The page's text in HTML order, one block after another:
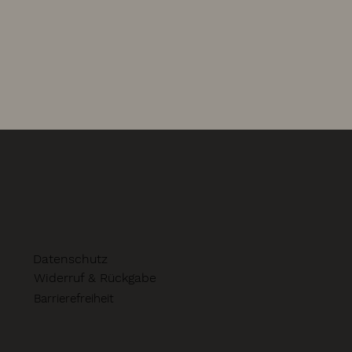
Datenschutz
Widerruf & Rückgabe
Barrierefreiheit